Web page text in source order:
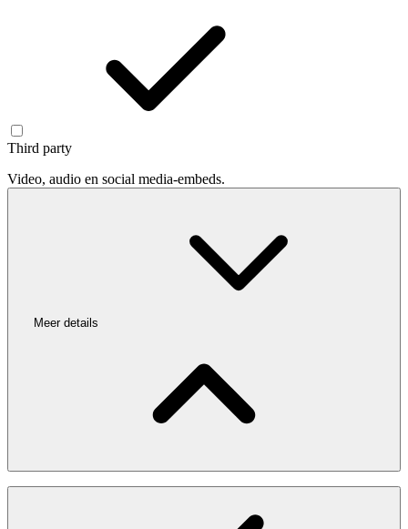
Third party
Video, audio en social media-embeds.
Meer details